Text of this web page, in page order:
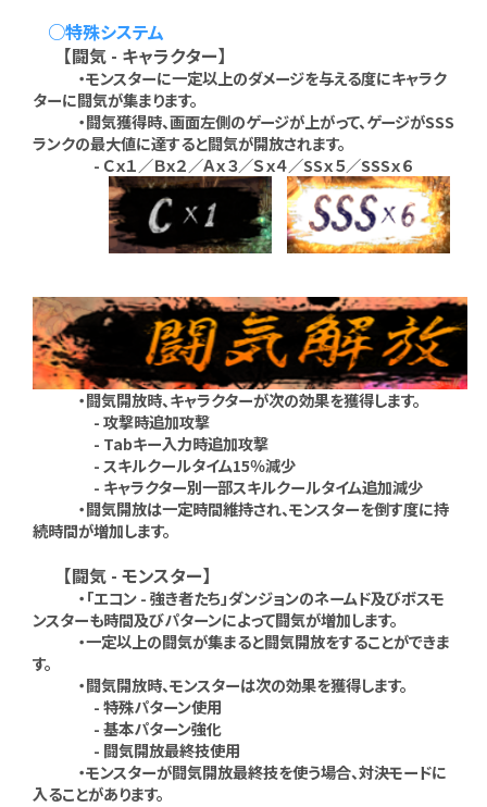
○特殊システム
【闘気 - キャラクター】
・モンスターに一定以上のダメージを与える度にキャラク
ターに闘気が集まります。
・闘気獲得時、画面左側のゲージが上がって、ゲージがSSS
ランクの最大値に達すると闘気が開放されます。
- Ｃｘ１／Ｂｘ２／Ａｘ３／Ｓｘ４／SSｘ５／SSSｘ６
・闘気開放時、キャラクターが次の効果を獲得します。
- 攻撃時追加攻撃
- Tabキー入力時追加攻撃
- スキルクールタイム15％減少
- キャラクター別一部スキルクールタイム追加減少
・闘気開放は一定時間維持され、モンスターを倒す度に持
続時間が増加します。
【闘気 - モンスター】
・「エコン - 強き者たち」ダンジョンのネームド及びボスモ
ンスターも時間及びパターンによって闘気が増加します。
・一定以上の闘気が集まると闘気開放をすることができま
す。
・闘気開放時、モンスターは次の効果を獲得します。
- 特殊パターン使用
- 基本パターン強化
- 闘気開放最終技使用
・モンスターが闘気開放最終技を使う場合、対決モードに
入ることがあります。